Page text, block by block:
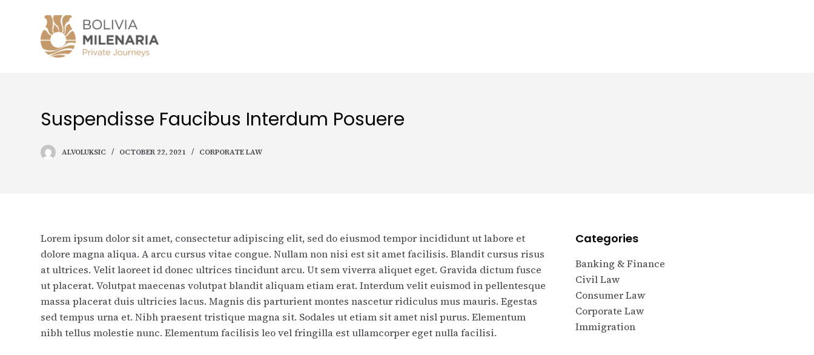
Suspendisse Faucibus Interdum Posuere
ALVOLUKSIC OCTOBER 22, 2021 CORPORATE LAW
Lorem ipsum dolor sit amet, consectetur adipiscing elit, sed do eiusmod tempor incididunt ut labore et
dolore magna aliqua. A arcu cursus vitae congue. Nullam non nisi est sit amet facilisis. Blandit cursus risus
at ultrices. Velit laoreet id donec ultrices tincidunt arcu. Ut sem viverra aliquet eget. Gravida dictum fusce
ut placerat. Volutpat maecenas volutpat blandit aliquam etiam erat. Interdum velit euismod in pellentesque
massa placerat duis ultricies lacus. Magnis dis parturient montes nascetur ridiculus mus mauris. Egestas
sed tempus urna et. Nibh praesent tristique magna sit. Sodales ut etiam sit amet nisl purus. Elementum
nibh tellus molestie nunc. Elementum facilisis leo vel fringilla est ullamcorper eget nulla facilisi.
Categories
Banking & Finance
Civil Law
Consumer Law
Corporate Law
Immigration